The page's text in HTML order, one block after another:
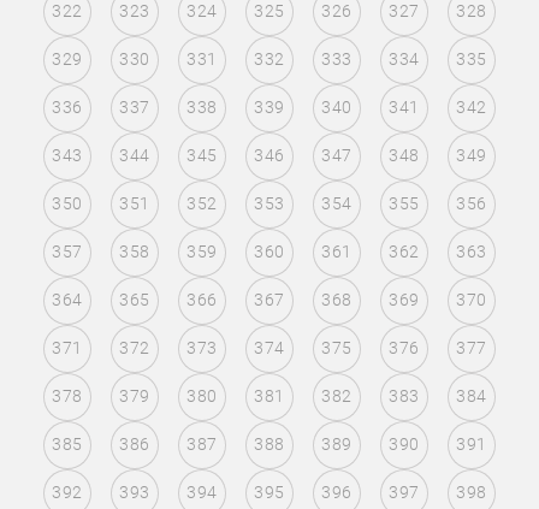
322 323 324 325 326 327 328
329 330 331 332 333 334 335
336 337 338 339 340 341 342
343 344 345 346 347 348 349
350 351 352 353 354 355 356
357 358 359 360 361 362 363
364 365 366 367 368 369 370
371 372 373 374 375 376 377
378 379 380 381 382 383 384
385 386 387 388 389 390 391
392 393 394 395 396 397 398